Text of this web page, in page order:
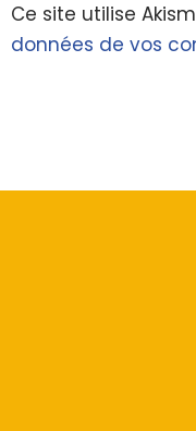
Ce site utilise
données de vos